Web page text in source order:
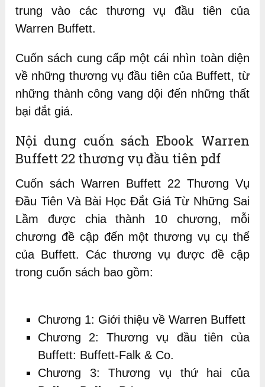
trung vào các thương vụ đầu tiên của
Warren Buffett.
Cuốn sách cung cấp một cái nhìn toàn diện
về những thương vụ đầu tiên của Buffett, từ
những thành công vang dội đến những thất
bại đắt giá.
Nội dung cuốn sách Ebook Warren
Buffett 22 thương vụ đầu tiên pdf
Cuốn sách Warren Buffett 22 Thương Vụ
Đầu Tiên Và Bài Học Đắt Giá Từ Những Sai
Lầm được chia thành 10 chương, mỗi
chương đề cập đến một thương vụ cụ thể
của Buffett. Các thương vụ được đề cập
trong cuốn sách bao gồm:
Chương 1: Giới thiệu về Warren Buffett
Chương 2: Thương vụ đầu tiên của
Buffett: Buffett-Falk & Co.
Chương 3: Thương vụ thứ hai của